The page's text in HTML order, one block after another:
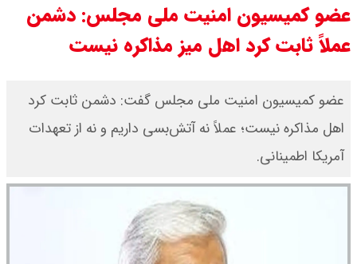
عضو کمیسیون امنیت ملی مجلس: دشمن
عملاً ثابت کرد اهل میز مذاکره نیست
عضو کمیسیون امنیت ملی مجلس گفت: دشمن ثابت کرد
اهل مذاکره نیست؛ عملاً نه آتش‌بسی داریم و نه از تعهدات
آمریکا اطمینانی.